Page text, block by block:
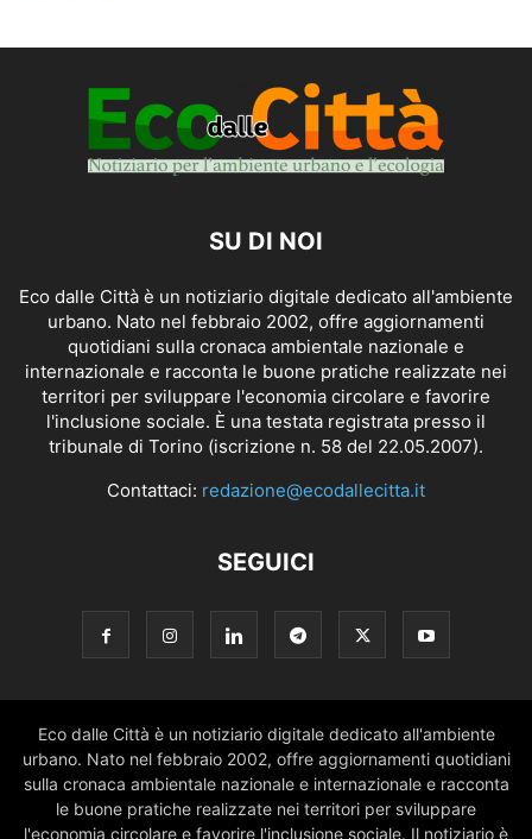
SU DI NOI
Eco dalle Città è un notiziario digitale dedicato all'ambiente
urbano. Nato nel febbraio 2002, offre aggiornamenti
quotidiani sulla cronaca ambientale nazionale e
internazionale e racconta le buone pratiche realizzate nei
territori per sviluppare l'economia circolare e favorire
l'inclusione sociale. È una testata registrata presso il
tribunale di Torino (iscrizione n. 58 del 22.05.2007).
Contattaci: redazione@ecodallecitta.it
SEGUICI
Eco dalle Città è un notiziario digitale dedicato all'ambiente
urbano. Nato nel febbraio 2002, offre aggiornamenti quotidiani
sulla cronaca ambientale nazionale e internazionale e racconta
le buone pratiche realizzate nei territori per sviluppare
l'economia circolare e favorire l'inclusione sociale. Il notiziario è